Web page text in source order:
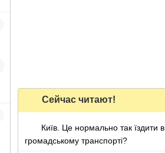
Сейчас читают!
Київ. Це нормально так їздити в
громадському транспорті?